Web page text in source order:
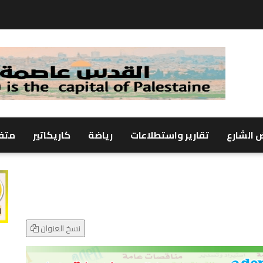
الشارع تقارير واستطلاعات رياضة كاريكاتير
نسخ العنوان